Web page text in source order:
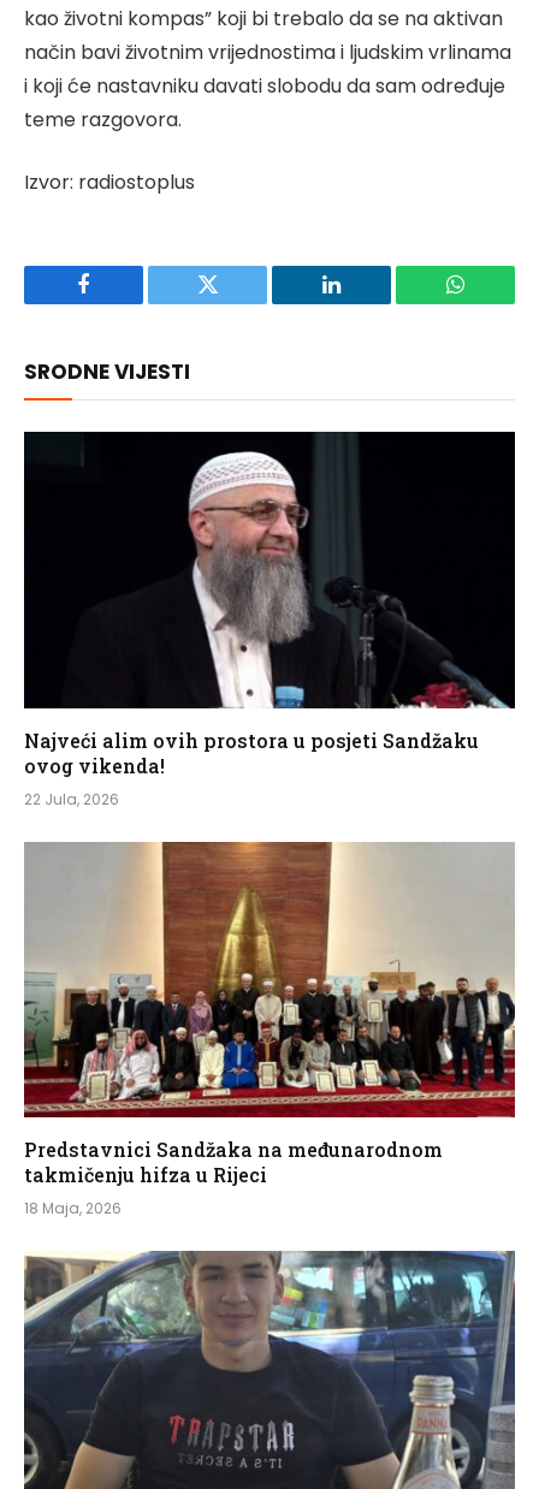
kao životni kompas” koji bi trebalo da se na aktivan
način bavi životnim vrijednostima i ljudskim vrlinama
i koji će nastavniku davati slobodu da sam određuje
teme razgovora.
Izvor: radiostoplus
Facebook Twitter LinkedIn
SRODNE VIJESTI
Najveći alim ovih prostora u posjeti Sandžaku
ovog vikenda!
22 Jula, 2026
Predstavnici Sandžaka na međunarodnom
takmičenju hifza u Rijeci
18 Maja, 2026